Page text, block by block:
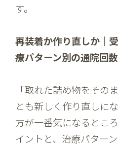
す。
再装着か作り直しか｜
療パターン別の通院回数
「取れた詰め物をその
とも新しく作り直し
方が一番気になるとこ
イントと、治療パター